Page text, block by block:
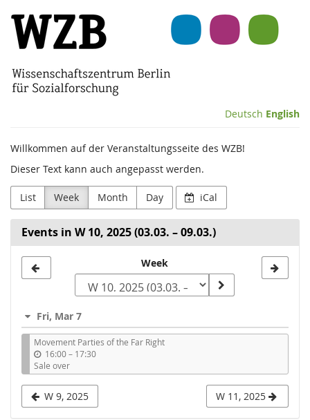
Skip to
main
content
Wissenschaftszentrum
Berlin
für
(WZB)
Deutsch English
Willkommen auf der Veranstaltungsseite des WZB!
Dieser Text kann auch angepasst werden.
List Week Month Day iCal
Events in W 10, 2025 (03.03. – 09.03.)
to
display
Week
Fri, Mar 7
Movement Parties of the Far Right
16:00–u
t
i
l
17:30
Sale over
W 9, 2025 W 11, 2025